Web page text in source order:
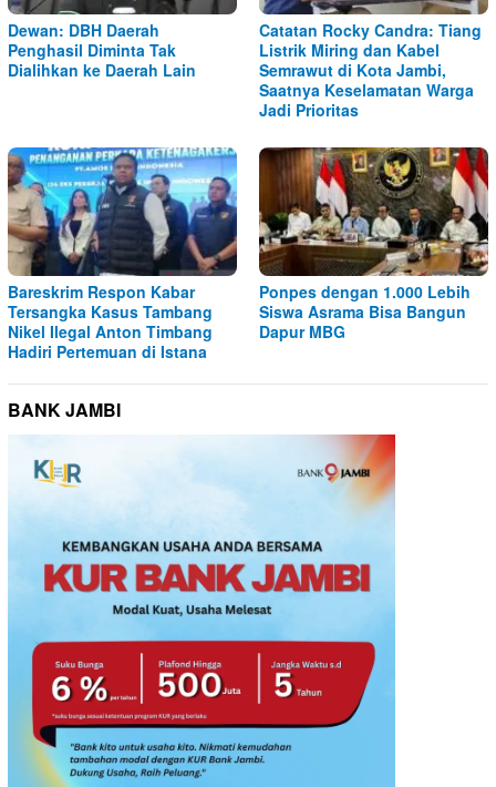
Dewan: DBH Daerah
Penghasil Diminta Tak
Dialihkan ke Daerah Lain
Catatan Rocky Candra: Tiang
Listrik Miring dan Kabel
Semrawut di Kota Jambi,
Saatnya Keselamatan Warga
Jadi Prioritas
Bareskrim Respon Kabar
Tersangka Kasus Tambang
Nikel Ilegal Anton Timbang
Hadiri Pertemuan di Istana
Ponpes dengan 1.000 Lebih
Siswa Asrama Bisa Bangun
Dapur MBG
BANK JAMBI